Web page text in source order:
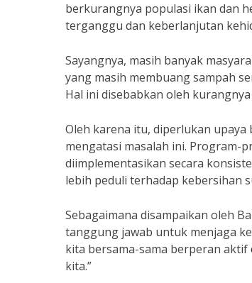
berkurangnya populasi ikan dan
terganggu dan keberlanjutan
Sayangnya, masih banyak
yang masih membuang sampah
Hal ini disebabkan oleh
Oleh karena itu, diperlukan
mengatasi masalah ini. Program-
diimplementasikan secara
lebih peduli terhadap kebersihan
Sebagaimana disampaikan oleh
tanggung jawab untuk menjaga
kita bersama-sama berperan
kita.”